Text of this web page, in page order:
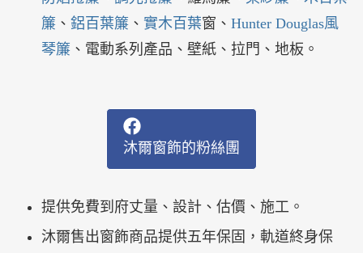
簾 、 鋁百葉簾 、 實木百葉窗、 Hunter Douglas風
琴簾 、電動系列產品、壁紙、拉門、地板。
沐爾窗飾的粉絲團
提供免費到府丈量、設計、估價、施工。
沐爾售出窗飾商品提供五年保固，軌道終身保